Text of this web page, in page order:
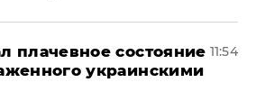
плачевное состояние
украинскими
11:54